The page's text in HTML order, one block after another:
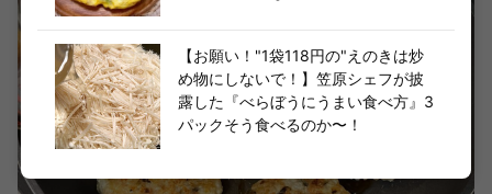
【お願い！"1袋118円の"えのきは炒
め物にしないで！】笠原シェフが披
露した『べらぼうにうまい食べ方』3
パックそう食べるのか〜！